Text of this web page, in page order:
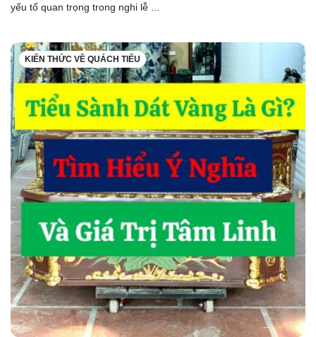
yếu tố quan trọng trong nghi lễ ...
KIẾN THỨC VỀ QUÁCH TIỂU